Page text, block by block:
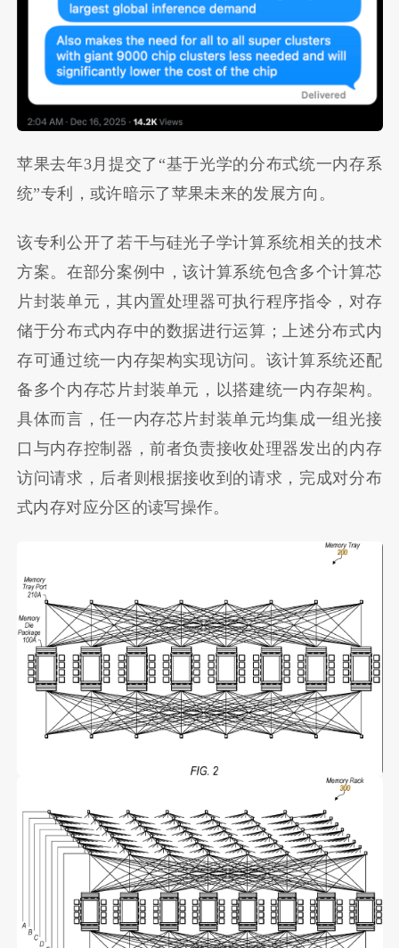
苹果去年3月提交了“基于光学的分布式统一内存系
统”专利，或许暗示了苹果未来的发展方向。
该专利公开了若干与硅光子学计算系统相关的技术
方案。在部分案例中，该计算系统包含多个计算芯
片封装单元，其内置处理器可执行程序指令，对存
储于分布式内存中的数据进行运算；上述分布式内
存可通过统一内存架构实现访问。该计算系统还配
备多个内存芯片封装单元，以搭建统一内存架构。
具体而言，任一内存芯片封装单元均集成一组光接
口与内存控制器，前者负责接收处理器发出的内存
访问请求，后者则根据接收到的请求，完成对分布
式内存对应分区的读写操作。